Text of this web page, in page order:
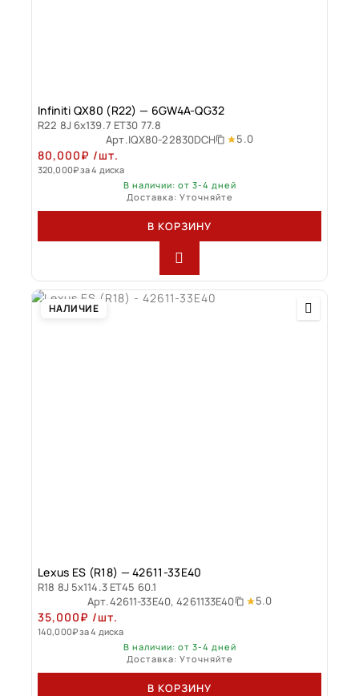
Infiniti QX80 (R22) — 6GW4A-QG32
R22 8J 6x139.7 ET30 77.8
Арт.IQX80-22830DCH 5.0
80,000₽ /шт.
320,000₽за 4 диска
В наличии: от 3-4 дней
Доставка: Уточняйте
В КОРЗИНУ
НАЛИЧИЕ
Lexus ES (R18) — 42611-33E40
R18 8J 5x114.3 ET45 60.1
Арт.42611-33E40, 4261133E40 5.0
35,000₽ /шт.
140,000₽за 4 диска
В наличии: от 3-4 дней
Доставка: Уточняйте
В КОРЗИНУ